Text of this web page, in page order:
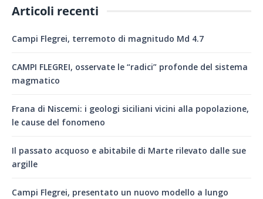
Articoli recenti
Campi Flegrei, terremoto di magnitudo Md 4.7
CAMPI FLEGREI, osservate le “radici” profonde del sistema
magmatico
Frana di Niscemi: i geologi siciliani vicini alla popolazione,
le cause del fonomeno
Il passato acquoso e abitabile di Marte rilevato dalle sue
argille
Campi Flegrei, presentato un nuovo modello a lungo